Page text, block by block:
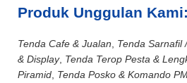
Produk Unggulan Kami:
Tenda Cafe & Jualan Tenda Sarnafil
& Display, Tenda Terop Pesta &
Piramid Tenda Posko & Komando